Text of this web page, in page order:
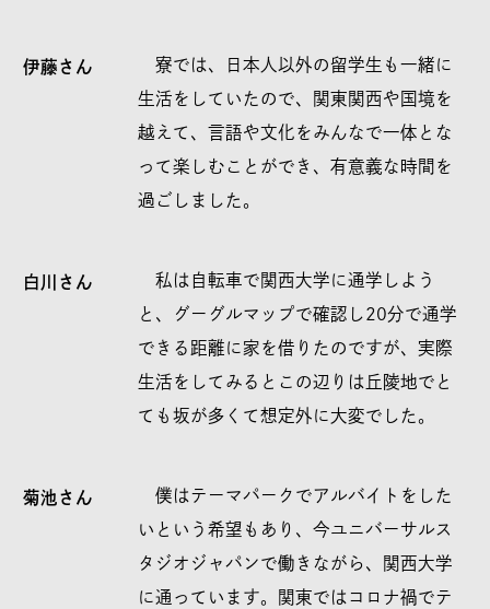
伊藤さん
寮では、日本人以外の留学生も一緒に
生活をしていたので、関東関西や国境を
越えて、言語や文化をみんなで一体とな
って楽しむことができ、有意義な時間を
過ごしました。
白川さん
私は自転車で関西大学に通学しよう
と、グーグルマップで確認し20分で通学
できる距離に家を借りたのですが、実際
生活をしてみるとこの辺りは丘陵地でと
ても坂が多くて想定外に大変でした。
菊池さん
僕はテーマパークでアルバイトをした
いという希望もあり、今ユニバーサルス
タジオジャパンで働きながら、関西大学
に通っています。関東ではコロナ禍でテ